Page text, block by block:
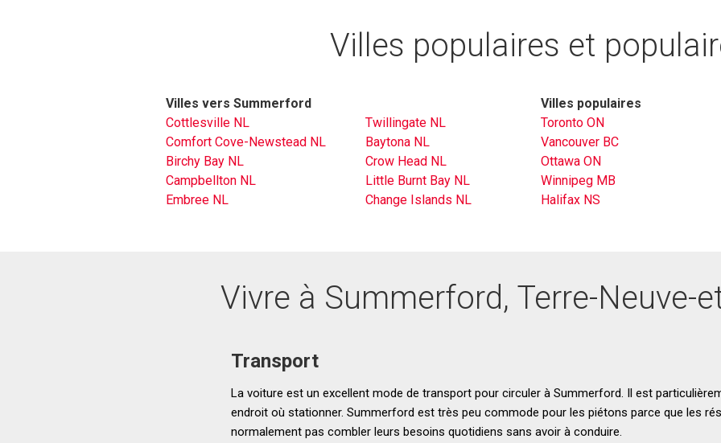
Villes populaires et
Villes vers Summerford
Cottlesville NL
Twillingate NL
Comfort Cove-Newstead NL
Baytona NL
Birchy Bay NL
Crow Head NL
Campbellton NL
Little Burnt Bay NL
Embree NL
Change Islands NL
Villes populaires
Toronto ON
Vancouver BC
Ottawa ON
Winnipeg MB
Halifax NS
Vivre à Summerford, Terre-Neuve-
Transport
La voiture est un excellent mode de transport pour circuler à Summerford. Il est
endroit où stationner. Summerford est très peu commode pour les piétons parce que les
normalement pas combler leurs besoins quotidiens sans avoir à conduire.